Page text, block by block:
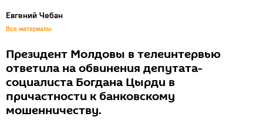
Евгений Чебан
Все материалы
Президент Молдовы в телеинтервью
ответила на обвинения депутата-
социалиста Богдана Цырди в
причастности к банковскому
мошенничеству.